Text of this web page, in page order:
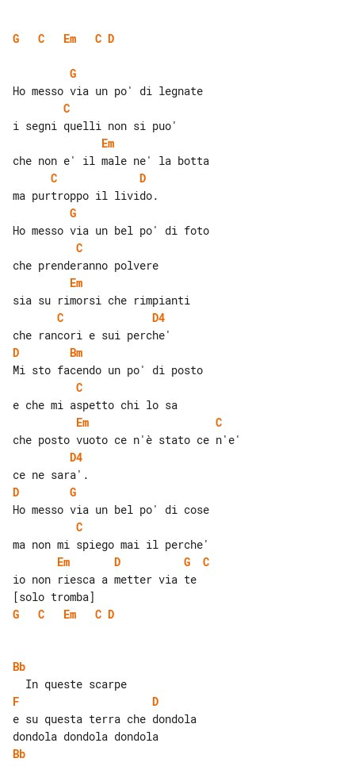
G C Em C D
G
C
Em
C
D
G
C
Em
C
D4
D
Bm
C
Em
C
D4
D
G
C
Em
D G
C
io non riesca a metter via te
G
C Em C D
Bb
F
D
e su questa terra che dondola
Bb